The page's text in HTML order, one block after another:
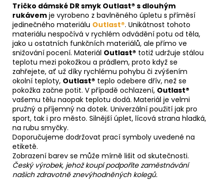
Tričko dámské DR smyk Outlast® s dlouhým
rukávem je vyrobeno z bavlněného úpletu s příměsí
jedinečného materiálu Outlast®. Unikátnost tohoto
materiálu nespočívá v rychlém odvádění potu od těla,
jako u ostatních funkčních materiálů, ale přímo ve
snižování pocení. Materiál Outlast® totiž udržuje stálou
teplotu mezi pokožkou a prádlem, proto když se
zahřejete, ať už díky rychlému pohybu či zvýšením
okolní teploty, Outlast® teplo odebere dřív, než se
pokožka začne potit. V případě ochlazení, Outlast®
vašemu tělu naopak teplotu dodá. Materiál je velmi
pružný a příjemný na dotek. Univerzální použití jak pro
sport, tak i pro město. Silnější úplet, lícová strana hladká,
na rubu smyčky.
Doporučujeme dodržovat prací symboly uvedené na
etiketě.
Zobrazení barev se může mírně lišit od skutečnosti.
Český výrobek, jehož koupí podpoříte zaměstnávání
našich zdravotně znevýhodněných kolegů.